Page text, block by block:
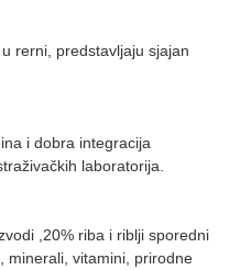
rerni, predstavljaju sjajan
i dobra integracija
laboratorija.
,20% riba i riblji sporedni
minerali, vitamini, prirodne